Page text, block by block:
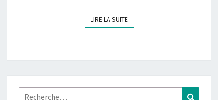
LIRE LA SUITELIRE LA SUITE
Rechercher :